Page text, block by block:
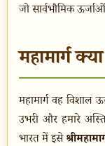
जो सार्वभौमिक
महामार्ग
महामार्ग वह विशाल
उभरी और हमारे
भारत में इसे